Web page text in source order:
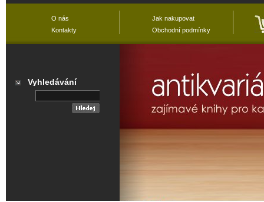
O nás
Kontakty
Jak nakupovat
Obchodní podmínky
Vyhledávání